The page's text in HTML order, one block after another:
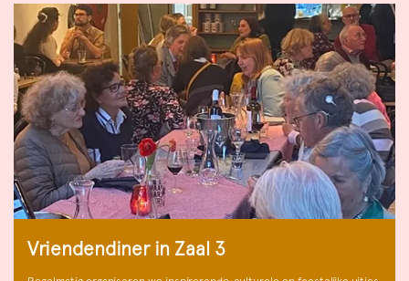
Vriendendiner in Zaal 3